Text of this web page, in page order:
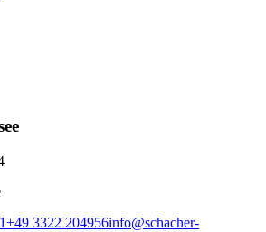
+49 3322 204956info@schacher-